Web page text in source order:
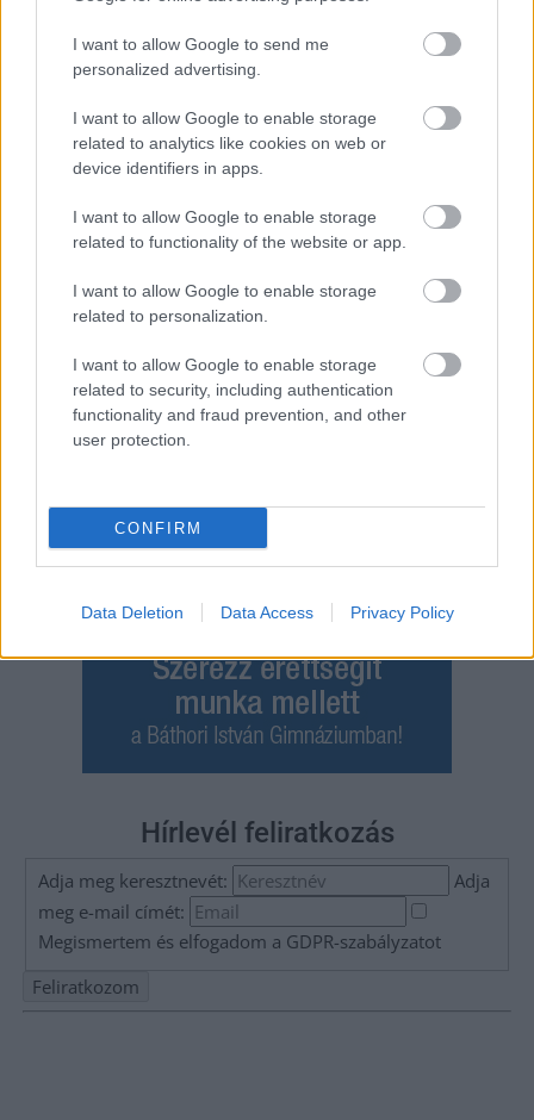
I want to allow Google to send me
personalized advertising.
I want to allow Google to enable storage
related to analytics like cookies on web or
device identifiers in apps.
I want to allow Google to enable storage
related to functionality of the website or app.
I want to allow Google to enable storage
related to personalization.
I want to allow Google to enable storage
related to security, including authentication
functionality and fraud prevention, and other
user protection.
CONFIRM
Data Deletion Data Access Privacy Policy
választások előtti,
körülmények között, szinte terrorakcióhoz hasonlóan történt
elfogása, tehát a Fidesz egyik legfontosabb politikai ügye
vezetett idáig. A történetben rengeteg volt a jogellenes
TOVÁBB OLVASOM
Magyarország akció,aranykonvoj,botrány,fidesz főügyész
jogellenes,központi ,lemondás,nav,pénzszállító
Hírlevél feliratkozás
Adja meg keresztnevét:
Adja
meg e-mail címét:
Megismertem és elfogadom a GDPR-szabályzatot